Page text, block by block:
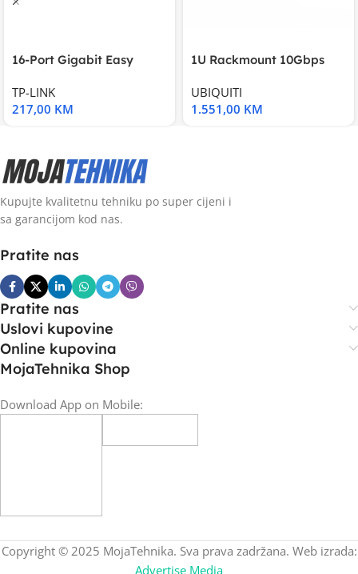
16-Port Gigabit Easy
TP-LINK
217,00 KM
1U Rackmount 10Gbps
UBIQUITI
1.551,00 KM
Kupujte kvalitetnu tehniku po super cijeni i
sa garancijom kod nas.
Pratite nas
Pratite nas
Uslovi kupovine
Online kupovina
MojaTehnika Shop
Download App on Mobile:
Copyright © 2025 MojaTehnika. Sva prava zadržana. Web izrada:
Advertise Media